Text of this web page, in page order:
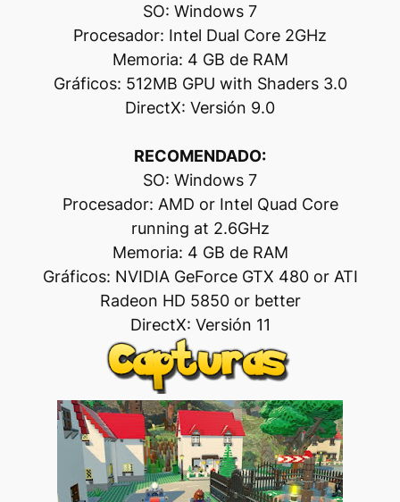
SO: Windows 7
Procesador: Intel Dual Core 2GHz
Memoria: 4 GB de RAM
Gráficos: 512MB GPU with Shaders 3.0
DirectX: Versión 9.0
RECOMENDADO:
SO: Windows 7
Procesador: AMD or Intel Quad Core
running at 2.6GHz
Memoria: 4 GB de RAM
Gráficos: NVIDIA GeForce GTX 480 or ATI
Radeon HD 5850 or better
DirectX: Versión 11